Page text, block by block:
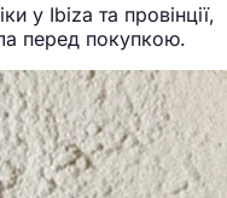
у Ibiza та провінції,
перед покупкою.